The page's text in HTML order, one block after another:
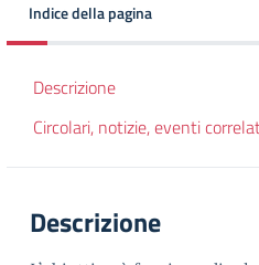
Indice della pagina
Descrizione
Circolari, notizie, eventi
Descrizione